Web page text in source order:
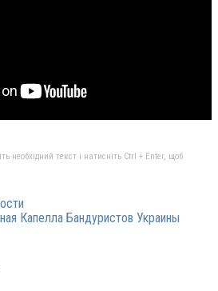
необхідний текст і натисніть Ctrl + Enter, щоб
Капелла Бандуристов Украины